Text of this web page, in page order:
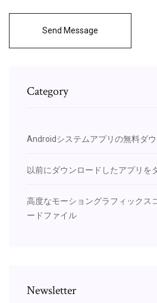
Send Message
Category
Androidシステムアプリの無料ダ
以前にダウンロードしたアプリを
高度なモーショングラフィックス
ードファイル
Newsletter